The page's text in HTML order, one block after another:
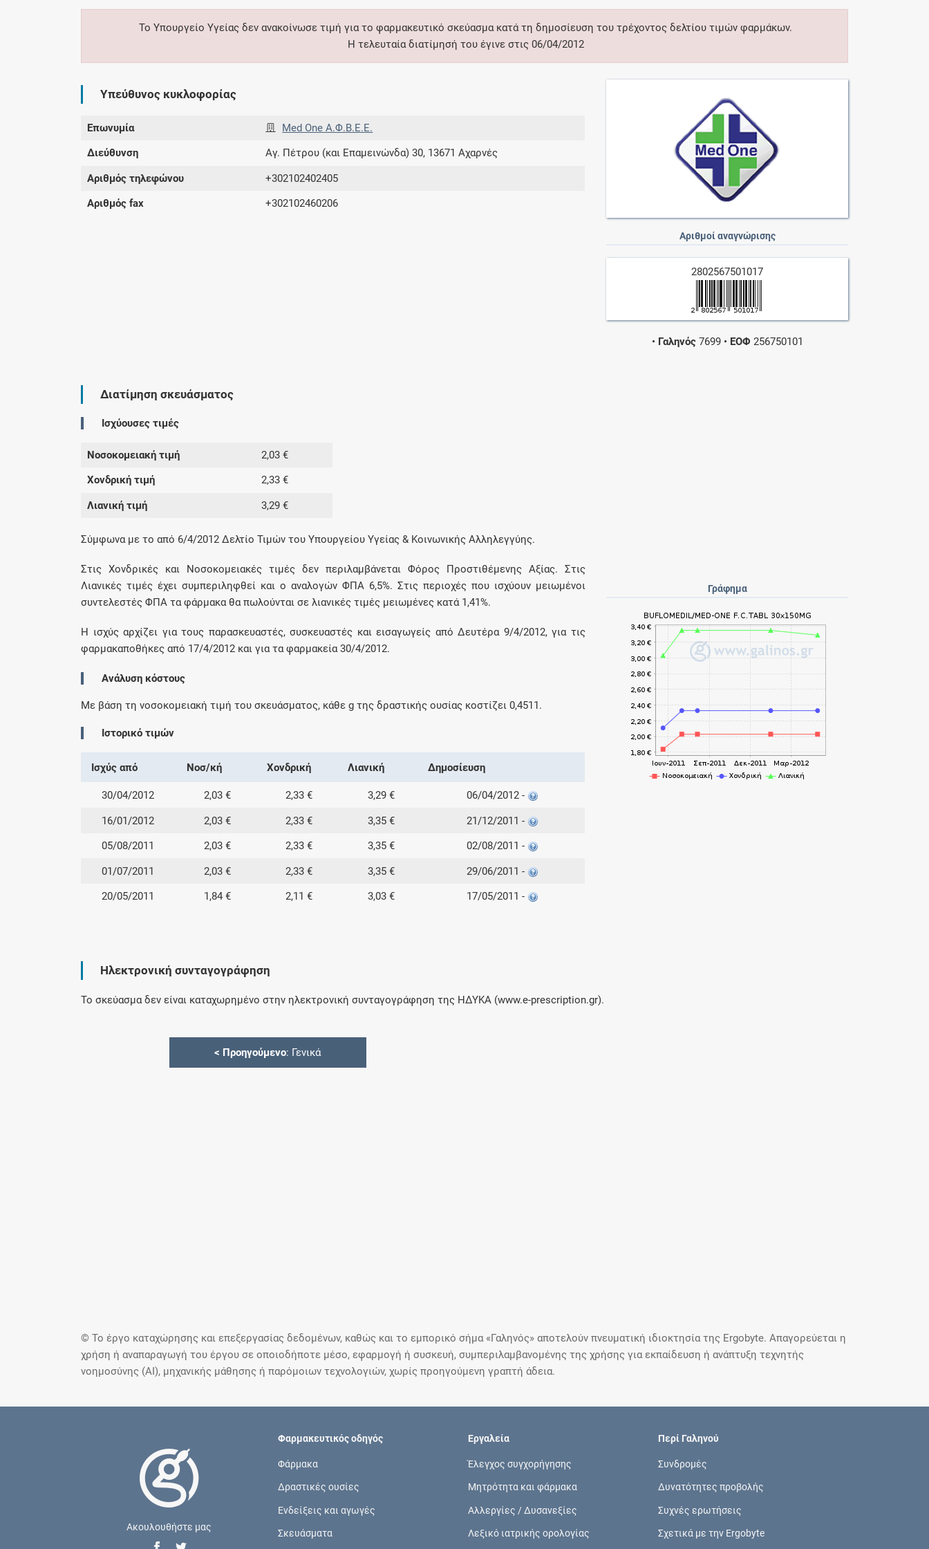
Συνδρομές
Βρείτε θεραπευτικές ενδείξεις και αγωγές για
Το Υπουργείο Υγείας δεν ανακοίνωσε τιμή για το φαρμακευτικό σκεύασμα κατά τη δημοσίευση του τρέχοντος δελτίου τιμών φαρμάκων.
Η τελευταία διατίμησή του έγινε στις 06/04/2012
Υπεύθυνος κυκλοφορίας
Επωνυμία Med One Α.Φ.Β.Ε.Ε.
Διεύθυνση Αγ. Πέτρου (και Επαμεινώνδα) 30, 13671 Αχαρνές
Αριθμός τηλεφώνου +302102402405
Αριθμός fax +302102460206
Αριθμοί αναγνώρισης
2802567501017
• Γαληνός7699 • ΕΟΦ 256750101
Διατίμηση σκευάσματος
Ισχύουσες τιμές
Νοσοκομειακή τιμή 2,03 €
Χονδρική τιμή 2,33 €
Λιανική τιμή 3,29 €
Σύμφωνα με το από 6/4/2012 Δελτίο Τιμών του Υπουργείου Υγείας & Κοινωνικής Αλληλεγγύης.
Στις Χονδρικές και Νοσοκομειακές τιμές δεν περιλαμβάνεται Φόρος Προστιθέμενης Αξίας. Στις
Λιανικές τιμές έχει συμπεριληφθεί και ο αναλογών ΦΠΑ 6,5%. Στις περιοχές που ισχύουν μειωμένοι
συντελεστές ΦΠΑ τα φάρμακα θα πωλούνται σε λιανικές τιμές μειωμένες κατά 1,41%.
Η ισχύς αρχίζει για τους παρασκευαστές, συσκευαστές και εισαγωγείς από Δευτέρα 9/4/2012, για τις
φαρμακαποθήκες από 17/4/2012 και για τα φαρμακεία 30/4/2012.
Ανάλυση κόστους
Με βάση τη νοσοκομειακή τιμή του σκευάσματος, κάθεg της δραστικής ουσίας κοστίζει0,4511 .
Ιστορικό τιμών
Ισχύς από Νοσ/κή Χονδρική Λιανική Δημοσίευση
30/04/2012 2,03 € 2,33 € 3,29 € 06/04/2012 -
16/01/2012 2,03 € 2,33 € 3,35 € 21/12/2011 -
05/08/2011 2,03 € 2,33 € 3,35 € 02/08/2011 -
01/07/2011 2,03 € 2,33 € 3,35 € 29/06/2011 -
20/05/2011 1,84 € 2,11 € 3,03 € 17/05/2011 -
Γράφημα
Ηλεκτρονική συνταγογράφηση
Το σκεύασμα δεν είναι καταχωρημένο στην ηλεκτρονική συνταγογράφηση της ΗΔΥΚΑ (www.e-prescription.gr).
< Προηγούμενο: Γενικά
© Το έργο καταχώρησης και επεξεργασίας δεδομένων, καθώς και το εμπορικό σήμα «Γαληνός» αποτελούν πνευματική ιδιοκτησία της Ergobyte. Απαγορεύεται η
χρήση ή αναπαραγωγή του έργου σε οποιοδήποτε μέσο, εφαρμογή ή συσκευή, συμπεριλαμβανομένης της χρήσης για εκπαίδευση ή ανάπτυξη τεχνητής
νοημοσύνης (AI), μηχανικής μάθησης ή παρόμοιων τεχνολογιών, χωρίς προηγούμενη γραπτή άδεια.
Ακουλουθήστε μας
Φαρμακευτικός οδηγός
Φάρμακα
Δραστικές ουσίες
Ενδείξεις και αγωγές
Σκευάσματα
Εργαλεία
Έλεγχος συγχορήγησης
Μητρότητα και φάρμακα
Αλλεργίες / Δυσανεξίες
Λεξικό ιατρικής ορολογίας
Περί Γαληνού
Συνδρομές
Δυνατότητες προβολής
Συχνές ερωτήσεις
Σχετικά με την Ergobyte